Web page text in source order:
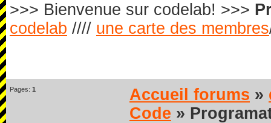
>>> Bienvenue sur codelab! >>>
codelab //// une carte des membres
Pages: 1 Accueil forums »
Code »